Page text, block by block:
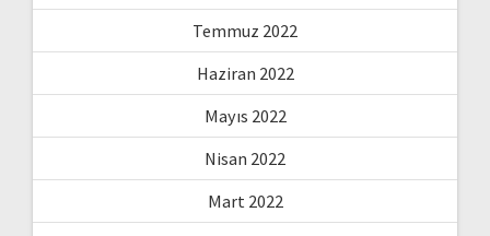
Temmuz 2022
Haziran 2022
Mayıs 2022
Nisan 2022
Mart 2022